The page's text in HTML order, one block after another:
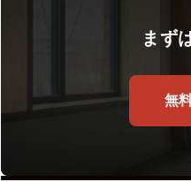
まず
無